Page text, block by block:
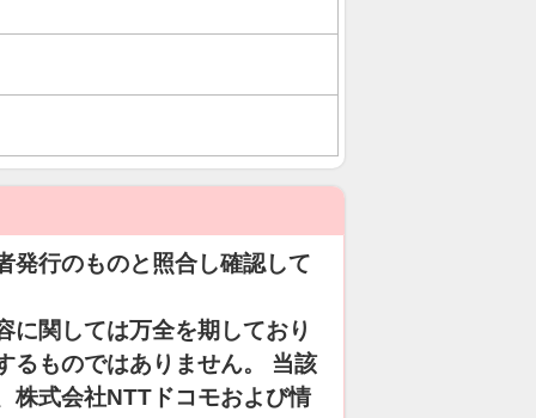
発行のものと照合し確認して
に関しては万全を期しており
るものではありません。 当該
株式会社NTTドコモおよび情